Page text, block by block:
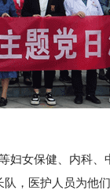
女保健、内科、
，医护人员为他